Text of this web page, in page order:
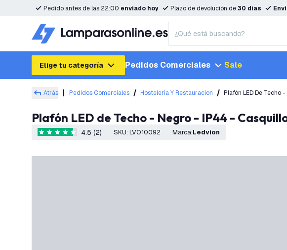
Pedido antes de las 22:00 enviado hoy Plazo de devolución de30 días
Elige tu categoría Pedidos Comerciales Sale
Atrás Pedidos Comerciales Hosteleria Y Restauracion Plafón LED De Techo
Plafón LED de Techo - Negro - IP44 -
4.5 estrellas de puntuación
4.5 (2) SKU: LVO10092 Marca: Ledvion